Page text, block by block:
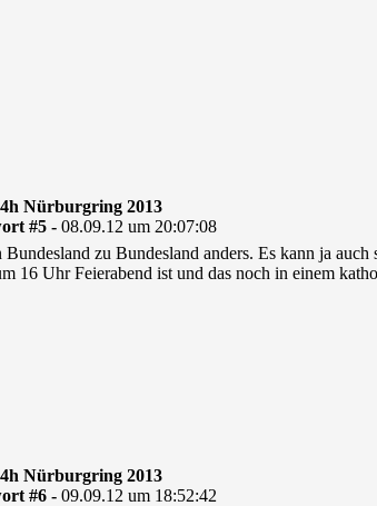
Nürburgring 2013
#5 - 08.09.12 um 20:07:08
Bundesland zu Bundesland anders. Es kann ja
16 Uhr Feierabend ist und das noch in einem
Nürburgring 2013
#6 - 09.09.12 um 18:52:42